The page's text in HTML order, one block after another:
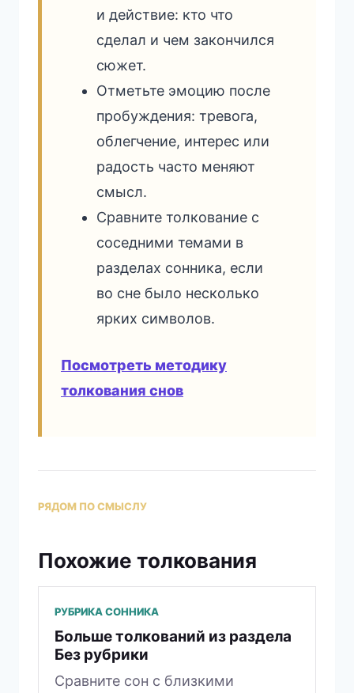
и действие: кто что
сделал и чем закончился
сюжет.
Отметьте эмоцию после
пробуждения: тревога,
облегчение, интерес или
радость часто меняют
смысл.
Сравните толкование с
соседними темами в
разделах сонника, если
во сне было несколько
ярких символов.
Посмотреть методику
толкования снов
РЯДОМ ПО СМЫСЛУ
Похожие толкования
РУБРИКА СОННИКА
Больше толкований из раздела
Без рубрики
Сравните сон с близкими